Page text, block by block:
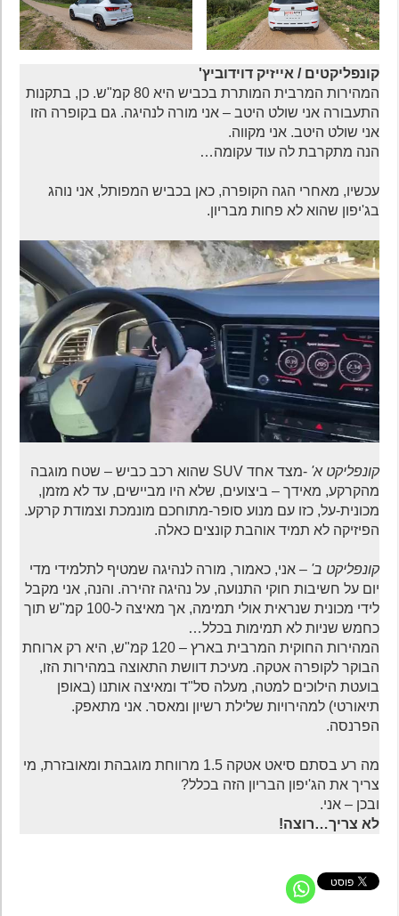
קונפליקטים / אייזיק דוידוביץ'
המהירות המרבית המותרת בכביש היא 80 קמ"ש. כן, בתקנות
התעבורה אני שולט היטב – אני מורה לנהיגה. גם בקופרה הזו
אני שולט היטב. אני מקווה.
הנה מתקרבת לה עוד עקומה…
עכשיו, מאחרי הגה הקופרה, כאן בכביש המפותל, אני נוהג
בג'יפון שהוא לא פחות מבריון.
קונפליקט א'
-מצד אחד SUV שהוא רכב כביש – שטח מוגבה
מהקרקע, מאידך – ביצועים, שלא היו מביישים, עד לא מזמן,
מכונית-על, כזו עם מנוע סופר-מתוחכם מונמכת וצמודת קרקע.
הפיזיקה לא תמיד אוהבת קונצים כאלה.
קונפליקט ב' – אני, כאמור, מורה לנהיגה שמטיף לתלמידי מדי
יום על חשיבות חוקי התנועה, על נהיגה זהירה. והנה, אני מקבל
לידי מכונית שנראית אולי תמימה, אך מאיצה ל-100 קמ"ש תוך
כחמש שניות לא תמימות בכלל…
המהירות החוקית המרבית בארץ – 120 קמ"ש, היא רק ארוחת
הבוקר לקופרה אטקה. מעיכת דוושת התאוצה במהירות הזו,
בועטת הילוכים למטה, מעלה סל"ד ומאיצה אותנו (באופן
תיאורטי) למהירויות שלילת רשיון ומאסר. אני מתאפק.
הפרנסה.
מה רע בסתם סיאט אטקה 1.5 מרווחת מוגבהת ומאובזרת, מי
צריך את הג'יפון הבריון הזה בכלל?
ובכן – אני.
לא צריך…רוצה!